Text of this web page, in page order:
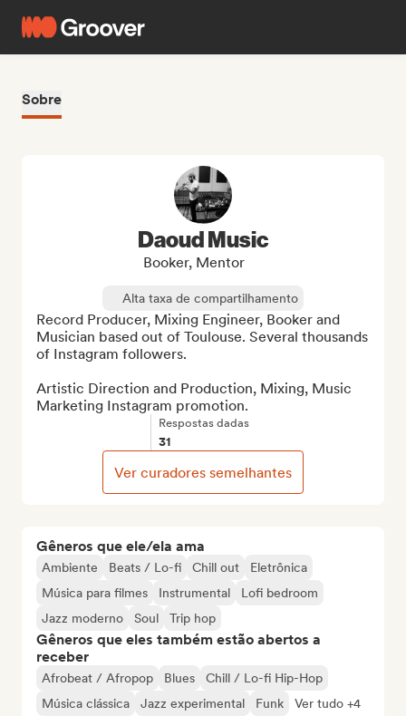
Sobre
Gêneros que ele/ela ama
Ambiente Beats / Lo-fi Chill out
Eletrônica
Música para filmes
Instrumental
Lofi bedroom
Jazz moderno
Soul Trip hop
Gêneros que eles também estão abertos a
receber
Afrobeat / Afropop Blues
Chill / Lo-fi Hip-Hop
Música clássica
Jazz experimental Funk Ver tudo +4
Daoud Music
Booker, Mentor
Alta taxa de compartilhamento
Record Producer, Mixing Engineer, Booker and
Musician based out of Toulouse. Several thousands
of Instagram followers.
Artistic Direction and Production, Mixing, Music
Marketing Instagram promotion.
Respostas dadas
31
Ver curadores semelhantes